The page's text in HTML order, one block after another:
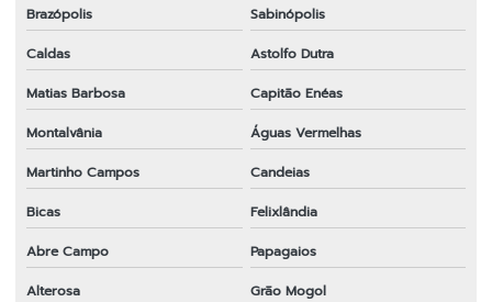
Brazópolis
Sabinópolis
Caldas
Astolfo Dutra
Matias Barbosa
Capitão Enéas
Montalvânia
Águas Vermelhas
Martinho Campos
Candeias
Bicas
Felixlândia
Abre Campo
Papagaios
Alterosa
Grão Mogol